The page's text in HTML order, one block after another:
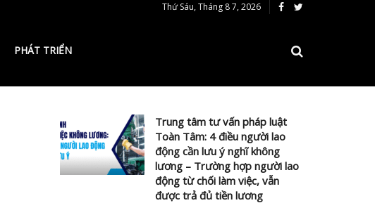
Thứ Sáu, Tháng 8 7, 2026
PHÁT TRIỂN
Trung tâm tư vấn pháp luật
Toàn Tâm: 4 điều người lao
động cần lưu ý nghĩ không
lương – Trường hợp người lao
động từ chối làm việc, vẫn
được trả đủ tiền lương